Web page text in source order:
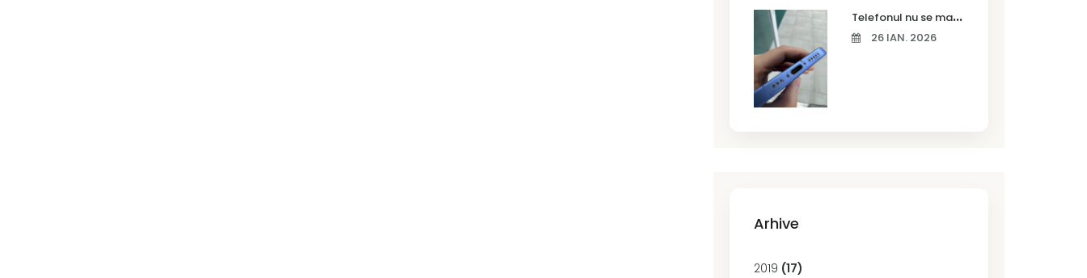
T
elefonul nu se mai încarcă corect? Cauze frecvente și soluții la service în Timișoara
26 IAN. 2026
Arhive
2019 (17)